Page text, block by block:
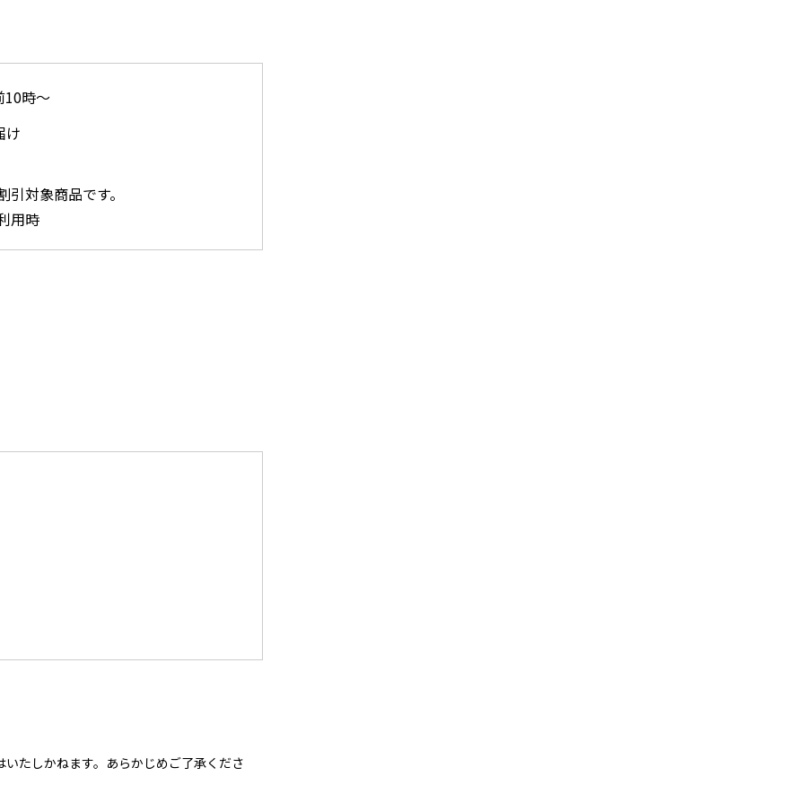
10時～
け
対象商品です。
用時
たしかねます。あらかじめご了承くださ